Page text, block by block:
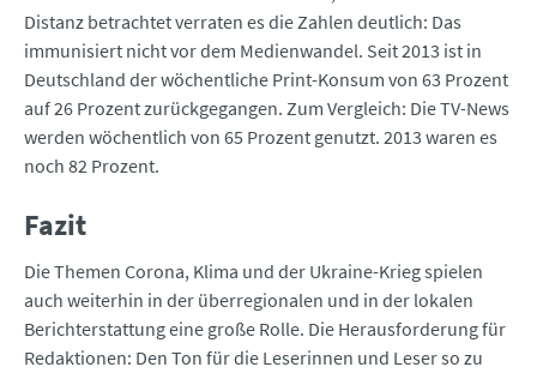
Distanz betrachtet verraten es die Zahlen deutlich: Das
immunisiert nicht vor dem Medienwandel. Seit 2013 ist in
Deutschland der wöchentliche Print-Konsum von 63 Prozent
auf 26 Prozent zurückgegangen. Zum Vergleich: Die TV-News
werden wöchentlich von 65 Prozent genutzt. 2013 waren es
noch 82 Prozent.
Fazit
Die Themen Corona, Klima und der Ukraine-Krieg spielen
auch weiterhin in der überregionalen und in der lokalen
Berichterstattung eine große Rolle. Die Herausforderung für
Redaktionen: Den Ton für die Leserinnen und Leser so zu